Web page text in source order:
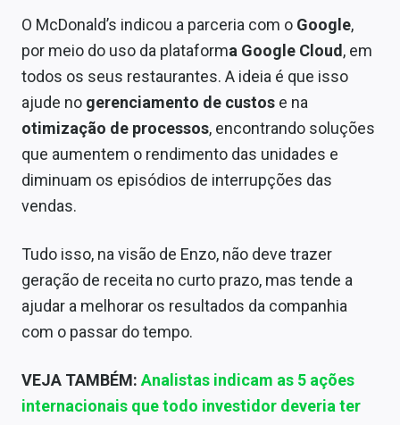
O McDonald’s indicou a parceria com o Google,
por meio do uso da plataforma Google Cloud, em
todos os seus restaurantes. A ideia é que isso
ajude no gerenciamento de custos e na
otimização de processos, encontrando soluções
que aumentem o rendimento das unidades e
diminuam os episódios de interrupções das
vendas.
Tudo isso, na visão de Enzo, não deve trazer
geração de receita no curto prazo, mas tende a
ajudar a melhorar os resultados da companhia
com o passar do tempo.
VEJA TAMBÉM: Analistas indicam as 5 ações
internacionais que todo investidor deveria ter